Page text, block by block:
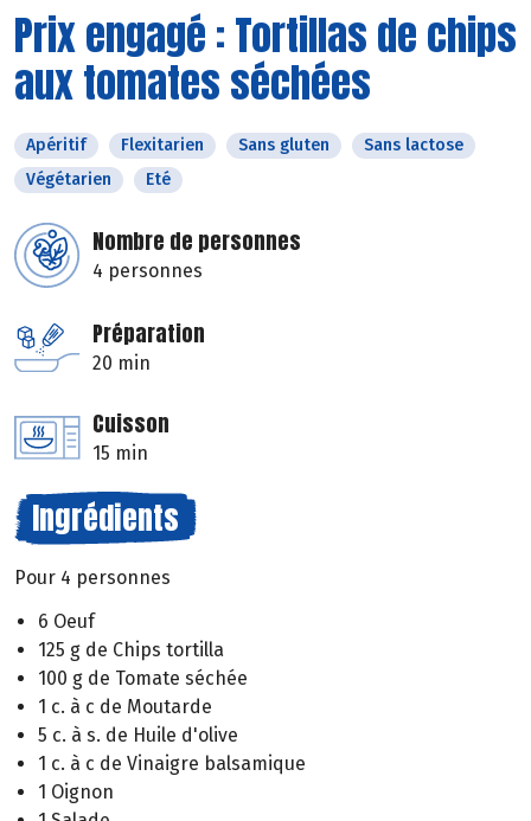
Prix engagé : Tortillas de chips
aux tomates séchées
Apéritif Flexitarien Sans gluten
Sans lactose
Végétarien
Eté
Nombre de personnes
4 personnes
Préparation
20 min
Cuisson
15 min
Ingrédients
Pour 4 personnes
6 Oeuf
125 g de Chips tortilla
100 g de Tomate séchée
1 c. à c de Moutarde
5 c. à s. de Huile d'olive
1 c. à c de Vinaigre balsamique
1 Oignon